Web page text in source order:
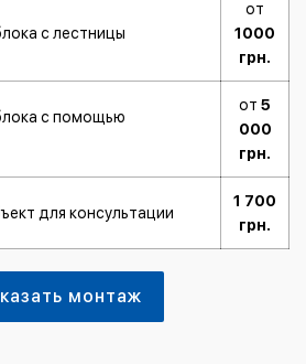
с лестницы
от
1000
грн.
с помощью
от 5
000
грн.
для консультации
1 700
грн.
монтаж